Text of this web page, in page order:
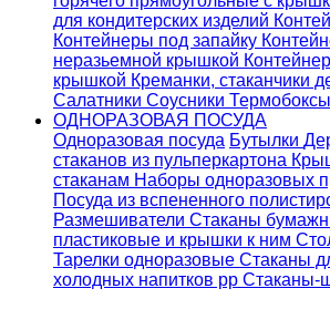
для кондитерских изделий
Контейнеры под запайку
неразьемной крышкой
крышкой Креманки, стаканчики
Салатники Соусники Термобоксы
ОДНОРАЗОВАЯ ПОСУДА
Одноразовая посуда Бутылки
стаканов из пульперкартона
стаканам Наборы одноразовых
Посуда из вспененного
Размешиватели Стаканы
пластиковые и крышки к ним
Тарелки одноразовые Стаканы
холодных напитков pp Стаканы-